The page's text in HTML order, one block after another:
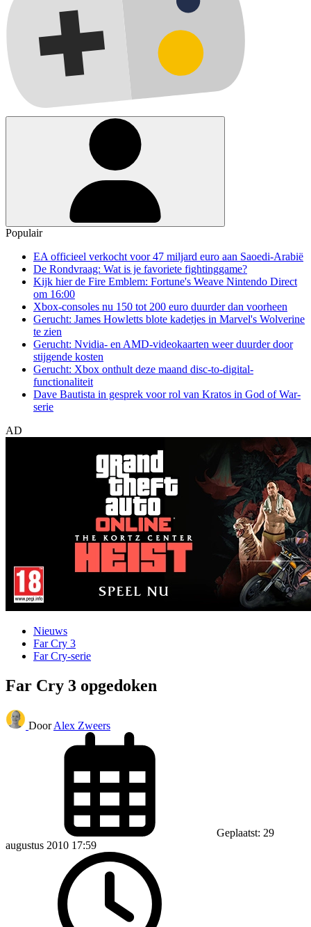
Populair
EA officieel verkocht voor 47 miljard euro aan Saoedi-Arabië
De Rondvraag: Wat is je favoriete fightinggame?
Kijk hier de Fire Emblem: Fortune's Weave Nintendo Direct
om 16:00
Xbox-consoles nu 150 tot 200 euro duurder dan voorheen
Gerucht: James Howletts blote kadetjes in Marvel's Wolverine
te zien
Gerucht: Nvidia- en AMD-videokaarten weer duurder door
stijgende kosten
Gerucht: Xbox onthult deze maand disc-to-digital-
functionaliteit
Dave Bautista in gesprek voor rol van Kratos in God of War-
serie
AD
Nieuws
Far Cry 3
Far Cry-serie
Far Cry 3 opgedoken
Door Alex Zweers
Geplaatst: 29
augustus 2010 17:59